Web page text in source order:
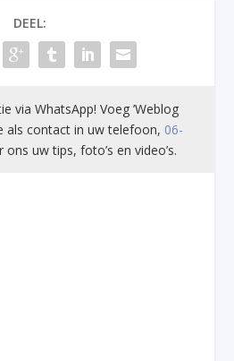
DEEL:
via WhatsApp! Voeg ’Weblog
als contact in uw telefoon, 06-
ons uw tips, foto’s en video’s.